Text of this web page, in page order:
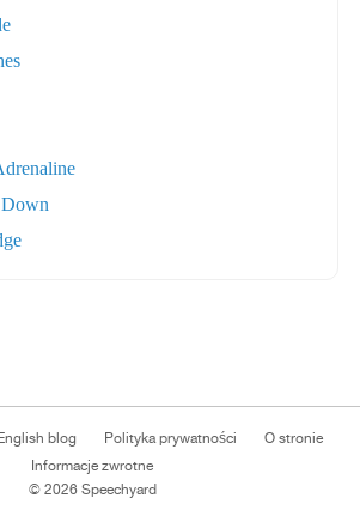
English blog Polityka prywatności
O stronie
Informacje zwrotne
© 2026 Speechyard